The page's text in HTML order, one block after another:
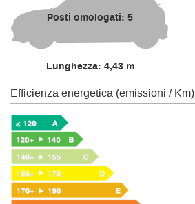
Posti omologati: 5
Lunghezza: 4,43 m
Efficienza energetica (emissioni / Km)